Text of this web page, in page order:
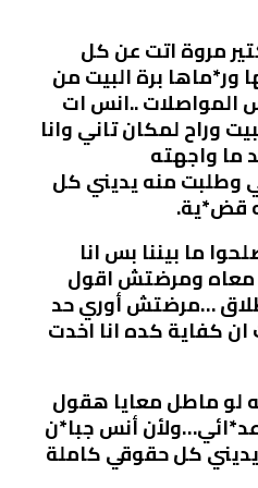
مروة اتت عن كل
برة البيت من
المواصلات ..انس ات
وراح لمكان تاني وانا
ما واجهته
وطلبت منه يديني كل
قض*ية.
ما بيننا بس انا
معاه ومرضتش اقول
…مرضتش أوري حد
كفاية كده انا اخدت
لو ماطل معايا هقول
أنس جبا*ن
كل حقوقي كاملة